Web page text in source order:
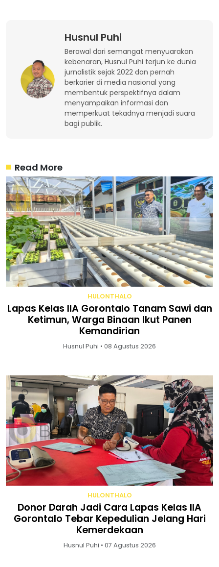
Husnul Puhi
Berawal dari semangat menyuarakan
kebenaran, Husnul Puhi terjun ke dunia
jurnalistik sejak 2022 dan pernah
berkarier di media nasional yang
membentuk perspektifnya dalam
menyampaikan informasi dan
memperkuat tekadnya menjadi suara
bagi publik.
Read More
HULONTHALO
Lapas Kelas IIA Gorontalo Tanam Sawi dan
Ketimun, Warga Binaan Ikut Panen
Kemandirian
Husnul Puhi • 08 Agustus 2026
HULONTHALO
Donor Darah Jadi Cara Lapas Kelas IIA
Gorontalo Tebar Kepedulian Jelang Hari
Kemerdekaan
Husnul Puhi • 07 Agustus 2026